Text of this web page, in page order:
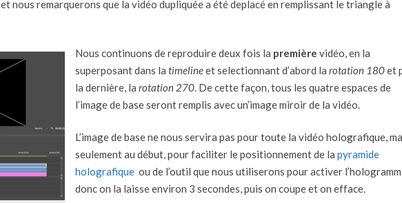
et nous remarquerons que la vidéo dupliquée a été deplacé en remplissant le triangle à
Nous continuons de reproduire deux fois la première vidéo, en la
superposant dans la timelineet selectionnant d’abord la rotation 180et
la dernière, la rotation 270. De cette façon, tous les quatre espaces de
l’image de base seront remplis avec un’image miroir de la vidéo.
L’image de base ne nous servira pas pour toute la vidéo holografique,
seulement au début, pour faciliter le positionnement de la pyramide
holografique ou de l’outil que nous utiliserons pour activer
donc on la laisse environ 3 secondes, puis on coupe et on efface.